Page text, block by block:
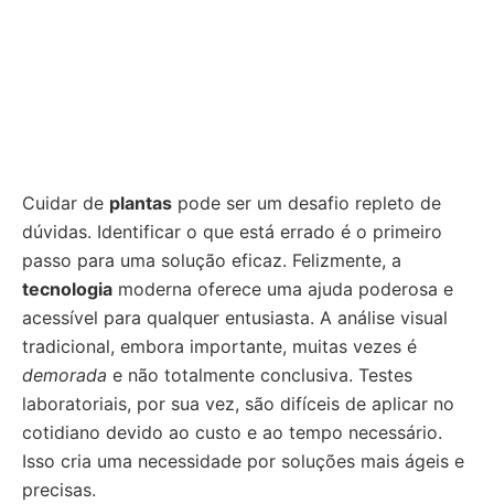
Cuidar de plantas pode ser um desafio repleto de
dúvidas. Identificar o que está errado é o primeiro
passo para uma solução eficaz. Felizmente, a
tecnologia moderna oferece uma ajuda poderosa e
acessível para qualquer entusiasta. A análise visual
tradicional, embora importante, muitas vezes é
demorada e não totalmente conclusiva. Testes
laboratoriais, por sua vez, são difíceis de aplicar no
cotidiano devido ao custo e ao tempo necessário.
Isso cria uma necessidade por soluções mais ágeis e
precisas.